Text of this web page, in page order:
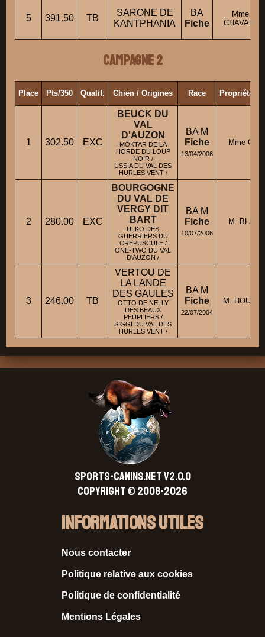
5 391.50 TB
SARONE DE
KANTPHANIA
BA
Fiche
Mme
Campagne 2
Place Pts/350 Qualif. Chien / Origines Race
1 302.50 EXC
BEUCK DU
VAL
D'AUZON
MOKTAR DE LA
HORDE DU LOUP
NOIR /
USSIA DU VAL DES
HURLES VENT /
BA M
Fiche
13/04/2006
Mme
2 280.00 EXC
BOURGOGNE
DU VAL DE
VERGY DIT
BART
ULKO DES
GUERRIERS DU
CREPUSCULE /
ONE-TWO DU VAL
D'AUZON /
BA M
Fiche
10/07/2006
M.
3 246.00 TB
VERTOU DE
LA LANDE
DES GAULES
OTTO DE NELLY
DES BEAUX
PEUPLIERS /
SIGGI DU VAL DES
HURLES VENT /
BA M
Fiche
22/07/2004
M.
SPORTS-CANINS.NET V2.0.0
Copyright © 2008-2026
Informations Utiles
Nous contacter
Politique relative aux cookies
Politique de confidentialité
Mentions Légales